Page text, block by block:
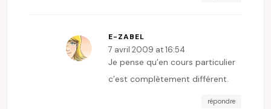
E-ZABEL
7 avril 2009 at 16:54
Je pense qu’en cours particulier
c’est complètement différent.
répondre